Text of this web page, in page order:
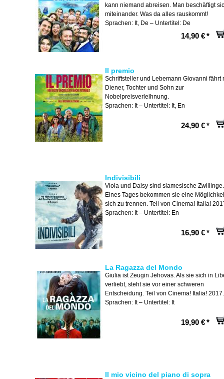
kann niemand abreisen. Man beschäftigt
miteinander. Was da alles rauskommt!
Sprachen: It, De – Untertitel: De
14,90 €*
Il premio
Schriftsteller und Lebemann Giovanni fährt
Diener, Tochter und Sohn zur
Nobelpreisverleihnung.
Sprachen: It – Untertitel: It, En
24,90 €*
Indivisibili
Viola und Daisy sind siamesische Zwillinge.
Eines Tages bekommen sie eine
sich zu trennen. Teil von Cinema! Italia!
Sprachen: It – Untertitel: En
16,90 €*
La Ragazza del Mondo
Giulia ist Zeugin Jehovas. Als sie sich in
verliebt, steht sie vor einer schweren
Entscheidung. Teil von Cinema! Italia! 2017.
Sprachen: It – Untertitel: It
19,90 €*
Il mio vicino del piano di sopra